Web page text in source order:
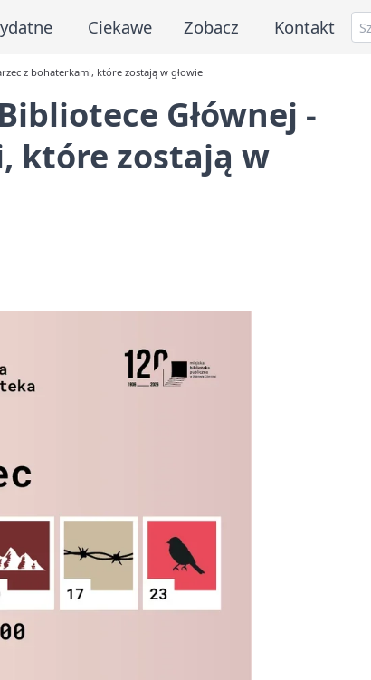
Ciekawe Zobacz Kontakt
z bohaterkami, które zostają w głowie
Głównej -
które zostają w